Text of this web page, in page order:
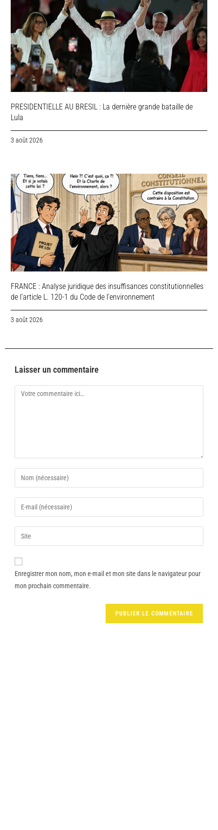
PRESIDENTIELLE AU BRESIL : La dernière grande bataille de
Lula
3 août 2026
FRANCE : Analyse juridique des insuffisances constitutionnelles
de l’article L. 120-1 du Code de l’environnement
3 août 2026
Laisser un commentaire
Enregistrer mon nom, mon e-mail et mon site dans le navigateur pour
mon prochain commentaire.